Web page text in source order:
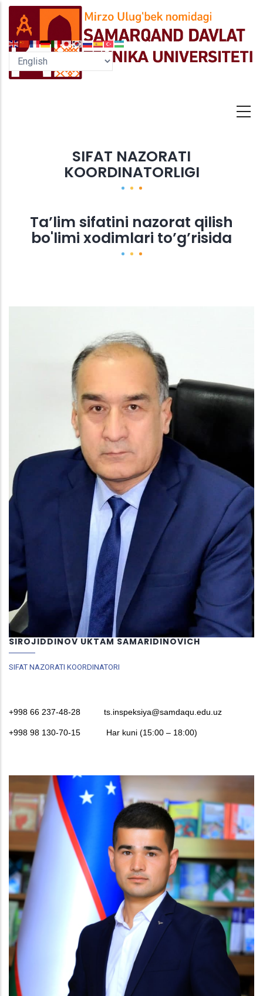
Skip
main
content
SIFAT NAZORATI
KOORDINATORLIGI
Ta’lim sifatini nazorat qilish
bo'limi xodimlari to’g’risida
SIROJIDDINOV UKTAM SAMARIDINOVICH
SIFAT NAZORATI KOORDINATORI
+998 66 237-48-28 ts.inspeksiya@samdaqu.edu.uz
+998 98 130-70-15 Har kuni (15:00 – 18:00)